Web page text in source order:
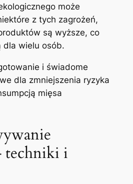
może
z tych zagrożeń,
są wyższe, co
dla wielu osób.
i świadome
dla zmniejszenia ryzyka
mięsa
techniki i